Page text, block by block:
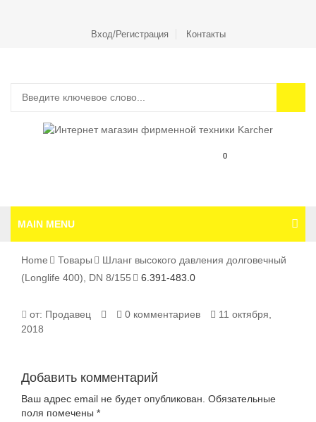
Вход/Регистрация Контакты
0
MAIN MENU
Home Товары
Шланг высокого давления долговечный
(Longlife 400), DN 8/155
6.391-483.0
6.391-
от: Продавец 0 комментариев
11 октября,
2018
Добавить комментарий
Ваш адрес email не будет опубликован. Обязательные
поля помечены *